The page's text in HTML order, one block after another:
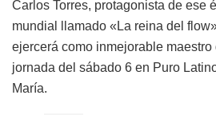
Carlos Torres, protagonista de ese
mundial llamado «La reina del
ejercerá como inmejorable
jornada del sábado 6 en Puro
María.